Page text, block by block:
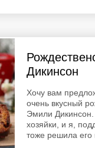
Дикинсон
Хочу вам
очень вкусный
Эмили Дикинсон.
хозяйки, и я,
тоже решила его